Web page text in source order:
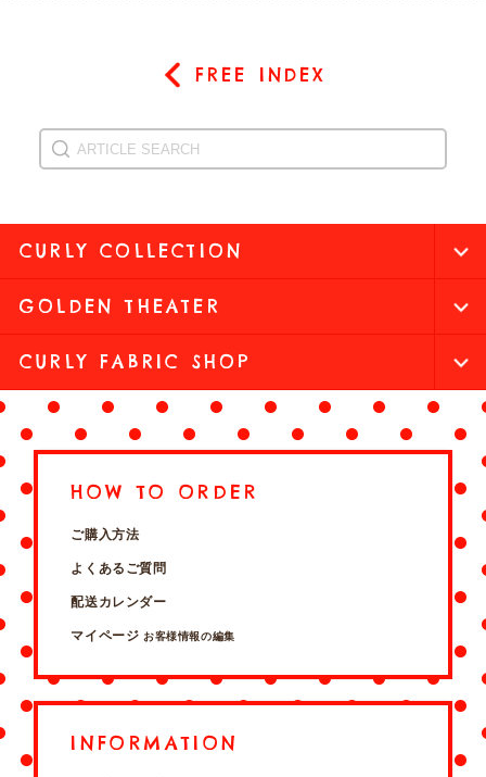
FREE INDEX
CURLY COLLECTION
GOLDEN THEATER
CURLY FABRIC SHOP
HOW TO ORDER
ご購入方法
よくあるご質問
配送カレンダー
マイページ お客様情報の編集
INFORMATION